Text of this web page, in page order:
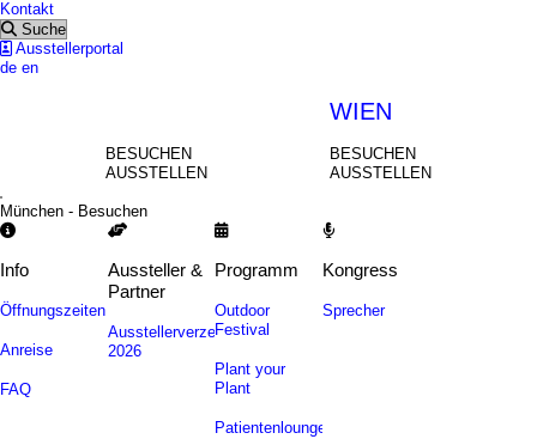
Kontakt
Suche
Ausstellerportal
de en
BESUCHEN
AUSSTELLEN
WIEN
BESUCHEN
AUSSTELLEN
München - Besuchen
Info
Öffnungszeiten
Anreise
FAQ
Aussteller &
Partner
Ausstellerverzeichnis
2026
Programm
Outdoor
Festival
Plant your
Plant
Patientenlounge
Kongress
Sprecher